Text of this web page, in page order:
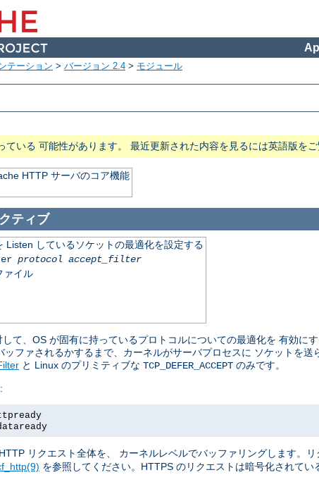
テーション > バージョン 2.4 > モジュール
ている 可能性があります。 最近更新された内容を見るには英語版をご
HTTP サーバのコア機能
ティブ
Listen しているソケットの最適化を設定する
protocol accept_filter
ァイル
て、OS が固有に持っているプロトコルについての最適化を 有効に
ファされるかするまで、カーネルがサーバプロセスに ソケットを
と Linux のプリミティブな TCP_DEFER_ACCEPT のみです。
リクエスト全体を、 カーネルレベルでバッファリングします。
を参照してください。HTTPS のリクエストは暗号化されてい